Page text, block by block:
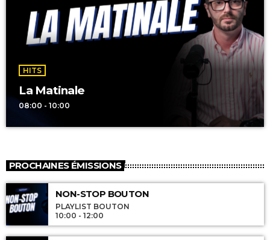
HITS
La Matinale
08:00 - 10:00
PROCHAINES ÉMISSIONS
NON-STOP BOUTON
PLAYLIST BOUTON
10:00 - 12:00